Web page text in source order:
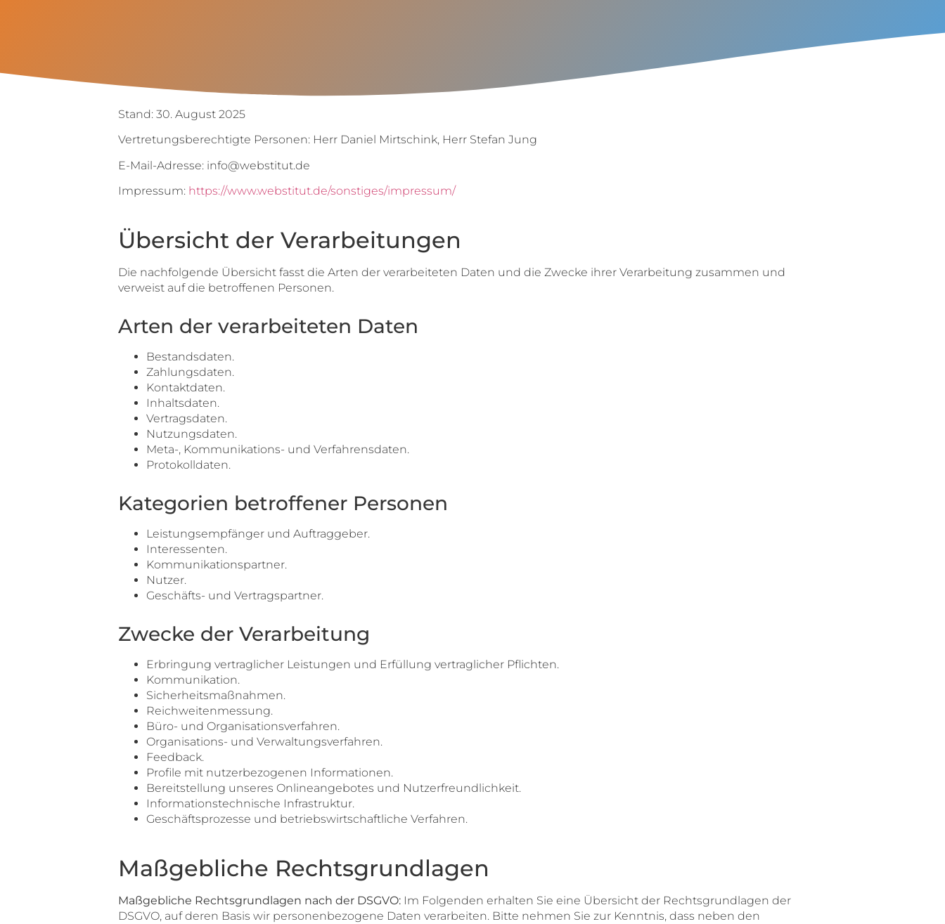
Stand: 30. August 2025
Vertretungsberechtigte Personen: Herr Daniel Mirtschink, Herr Stefan Jung
E-Mail-Adresse: info@webstitut.de
Impressum: https://www.webstitut.de/sonstiges/impressum/
Übersicht der Verarbeitungen
Die nachfolgende Übersicht fasst die Arten der verarbeiteten Daten und die Zwecke ihrer Verarbeitung zusammen und
verweist auf die betroffenen Personen.
Arten der verarbeiteten Daten
Bestandsdaten.
Zahlungsdaten.
Kontaktdaten.
Inhaltsdaten.
Vertragsdaten.
Nutzungsdaten.
Meta-, Kommunikations- und Verfahrensdaten.
Protokolldaten.
Kategorien betroffener Personen
Leistungsempfänger und Auftraggeber.
Interessenten.
Kommunikationspartner.
Nutzer.
Geschäfts- und Vertragspartner.
Zwecke der Verarbeitung
Erbringung vertraglicher Leistungen und Erfüllung vertraglicher Pflichten.
Kommunikation.
Sicherheitsmaßnahmen.
Reichweitenmessung.
Büro- und Organisationsverfahren.
Organisations- und Verwaltungsverfahren.
Feedback.
Profile mit nutzerbezogenen Informationen.
Bereitstellung unseres Onlineangebotes und Nutzerfreundlichkeit.
Informationstechnische Infrastruktur.
Geschäftsprozesse und betriebswirtschaftliche Verfahren.
Maßgebliche Rechtsgrundlagen
Maßgebliche Rechtsgrundlagen nach der DSGVO: Im Folgenden erhalten Sie eine Übersicht der Rechtsgrundlagen der
DSGVO, auf deren Basis wir personenbezogene Daten verarbeiten. Bitte nehmen Sie zur Kenntnis, dass neben den